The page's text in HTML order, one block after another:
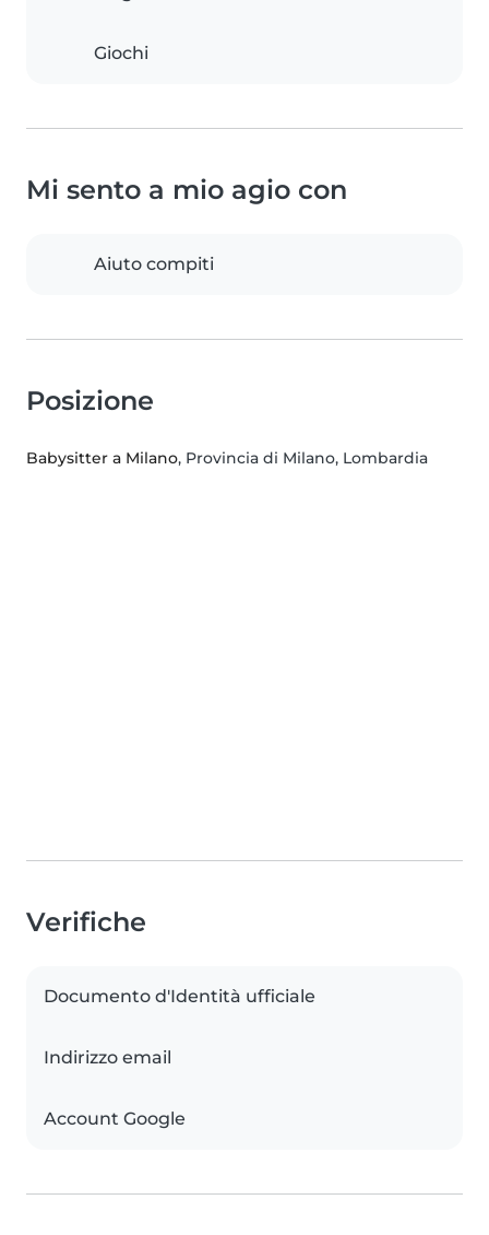
Giochi
Mi sento a mio agio con
Aiuto compiti
Posizione
Babysitter a Milano, Provincia di Milano, Lombardia
Verifiche
Documento d'Identità ufficiale
Indirizzo email
Account Google